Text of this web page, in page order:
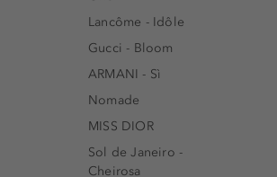
Lancôme - Idôle
Gucci - Bloom
ARMANI - Sì
Nomade
MISS DIOR
Sol de Janeiro -
Cheirosa